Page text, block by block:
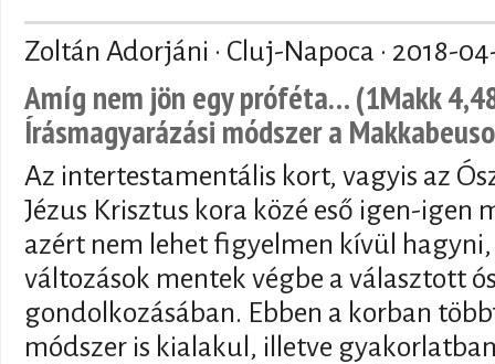
Zoltán Adorjáni · Cluj-Napoca · 2018-
Amíg nem jön egy próféta… (1Makk
Írásmagyarázási módszer a
Az intertestamentális kort, vagyis az
Jézus Krisztus kora közé eső igen-igen
azért nem lehet figyelmen kívül
változások mentek végbe a választott
gondolkozásában. Ebben a korban
módszer is kialakul, illetve